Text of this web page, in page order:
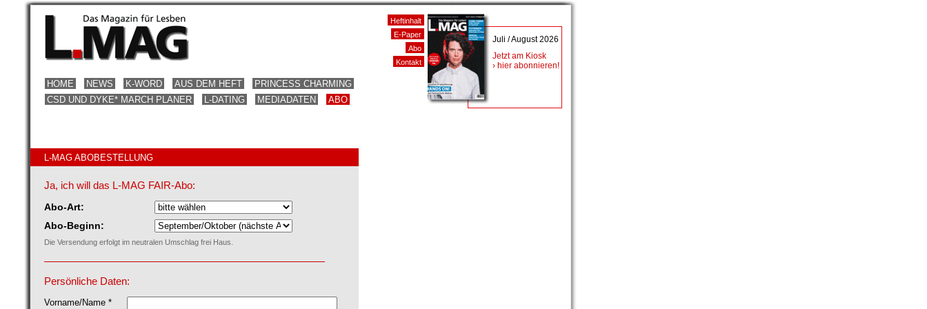
HOME NEWS K-WORD AUS DEM HEFT
PRINCESS CHARMING
CSD UND DYKE* MARCH PLANER
L-DATING MEDIADATEN ABO
L-MAG ABOBESTELLUNG
Ja, ich will das L-MAG FAIR-Abo:
Abo-Art:
Abo-Beginn:
Die Versendung erfolgt im neutralen Umschlag frei Haus.
Persönliche Daten:
Vorname/Name *
Heftinhalt
E-Paper
Abo
Kontakt
Juli / August 2026
Jetzt am Kiosk
› hier abonnieren!